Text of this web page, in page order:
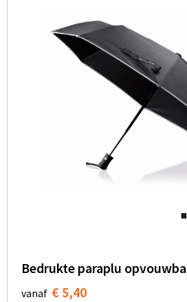
Bedrukte paraplu
vanaf € 5,40